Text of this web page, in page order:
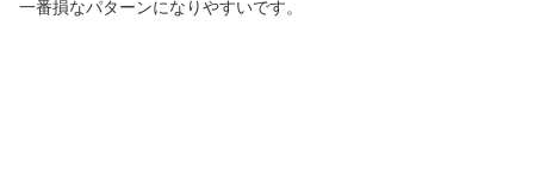
一番損なパターンになりやすいです。